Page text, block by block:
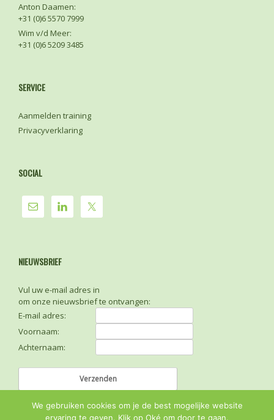
Anton Daamen:
+31 (0)6 5570 7999
Wim v/d Meer:
+31 (0)6 5209 3485
SERVICE
Aanmelden training
Privacyverklaring
SOCIAL
NIEUWSBRIEF
Vul uw e-mail adres in
om onze nieuwsbrief te ontvangen:
E-mail adres:
Voornaam:
Achternaam:
We gebruiken cookies om je de best mogelijke website
ervaring te geven. Klik op Oké om door te gaan.